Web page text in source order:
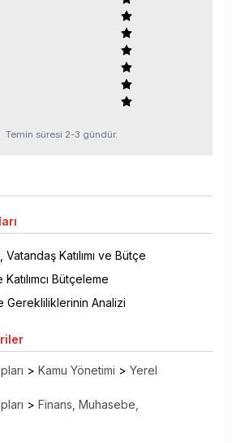
Temin süresi 2-3 gündür.
Katılımı ve Bütçe
Bütçeleme
Gerekliliklerinin Analizi
> Kamu Yönetimi > Yerel
> Finans, Muhasebe,